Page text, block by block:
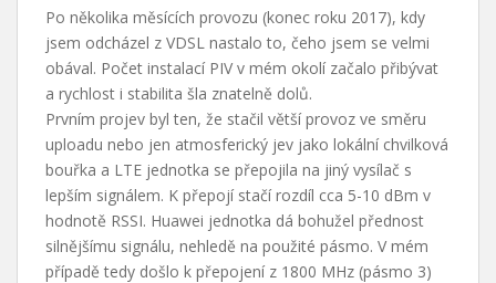
Po několika měsících provozu (konec roku 2017), kdy
jsem odcházel z VDSL nastalo to, čeho jsem se velmi
obával. Počet instalací PIV v mém okolí začalo přibývat
a rychlost i stabilita šla znatelně dolů.
Prvním projev byl ten, že stačil větší provoz ve směru
uploadu nebo jen atmosferický jev jako lokální chvilková
bouřka a LTE jednotka se přepojila na jiný vysílač s
lepším signálem. K přepojí stačí rozdíl cca 5-10 dBm v
hodnotě RSSI. Huawei jednotka dá bohužel přednost
silnějšímu signálu, nehledě na použité pásmo. V mém
případě tedy došlo k přepojení z 1800 MHz (pásmo 3)